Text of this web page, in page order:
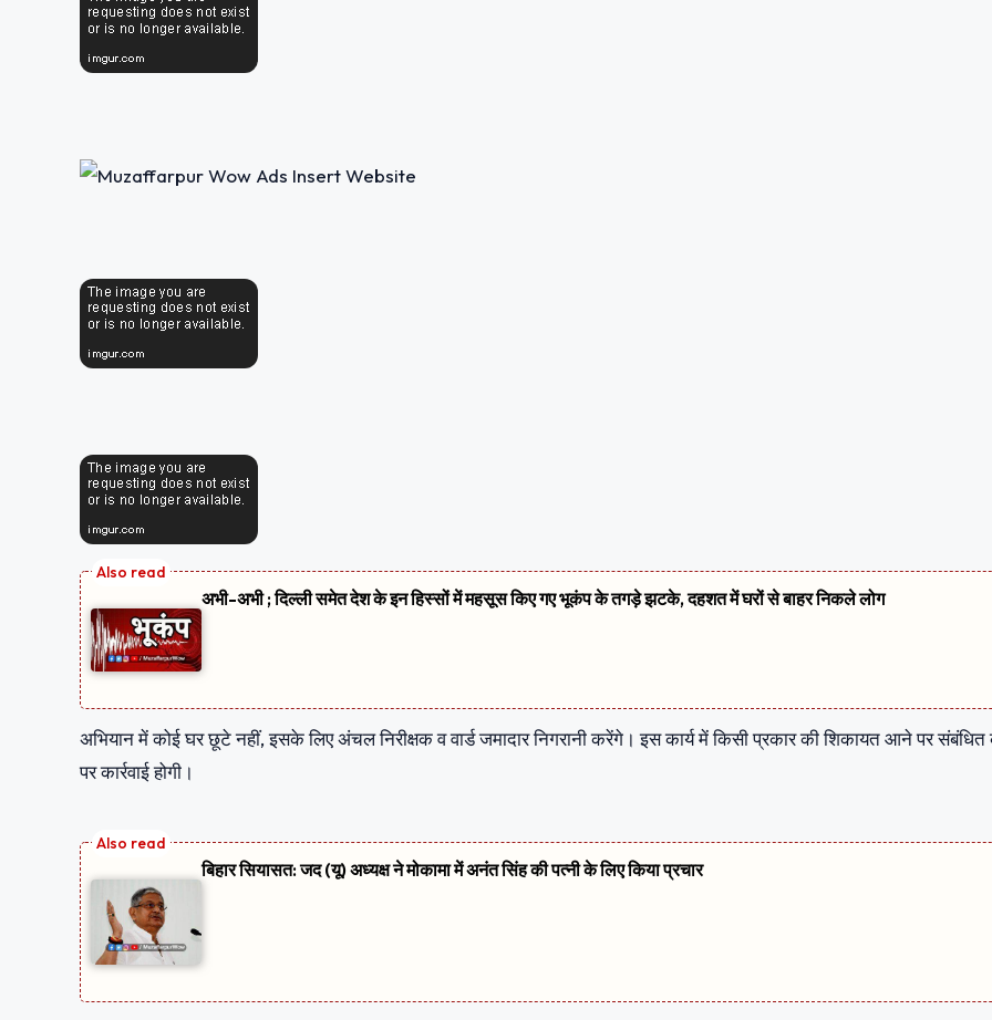
अभी-अभी ; दिल्ली समेत देश के इन हिस्सों में महसूस किए गए भूकंप के तगड़े झटके, दहशत में घरों से बाहर निकले लोग
अभियान में कोई घर छूटे नहीं, इसके लिए अंचल निरीक्षक व वार्ड जमादार निगरानी करेंगे। इस कार्य में किसी प्रकार की शिकायत आने पर संबंधित
पर कार्रवाई होगी।
बिहार सियासत: जद (यू) अध्यक्ष ने मोकामा में अनंत सिंह की पत्नी के लिए किया प्रचार